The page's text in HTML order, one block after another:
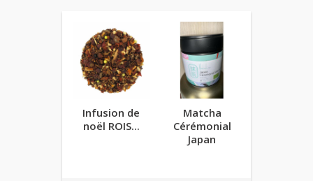
Infusion de
noël ROIS...
Matcha
Cérémonial
Japan